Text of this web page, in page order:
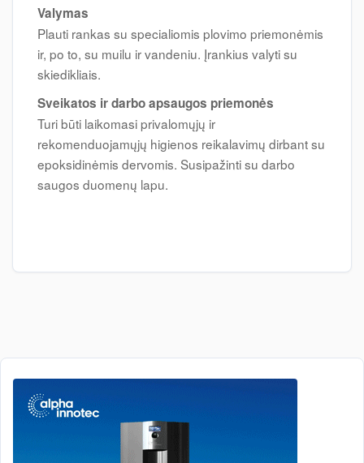
Valymas
Plauti rankas su specialiomis plovimo priemonėmis
ir, po to, su muilu ir vandeniu. Įrankius valyti su
skiedikliais.
Sveikatos ir darbo apsaugos priemonės
Turi būti laikomasi privalomųjų ir
rekomenduojamųjų higienos reikalavimų dirbant su
epoksidinėmis dervomis. Susipažinti su darbo
saugos duomenų lapu.